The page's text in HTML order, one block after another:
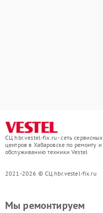
СЦ hbr.vestel-fix.ru - сеть сервисных
центров в Хабаровске по ремонту и
обслуживанию техники Vestel
2021-2026 © СЦ hbr.vestel-fix.ru
Мы ремонтируем